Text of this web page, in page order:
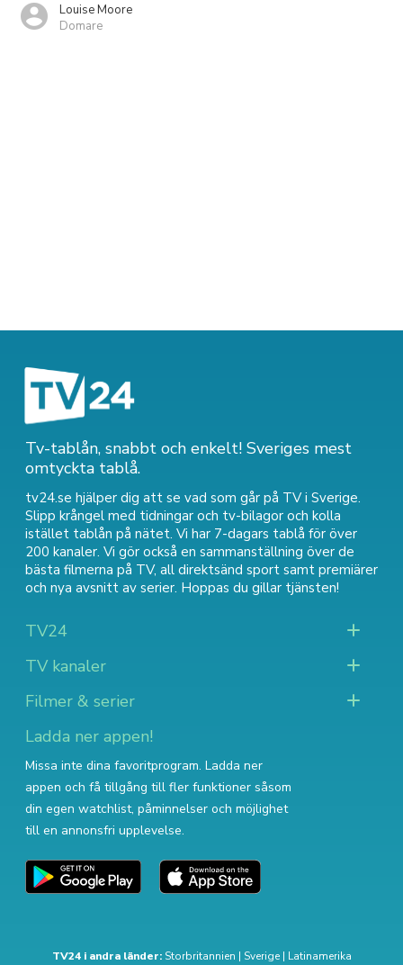
Louise Moore
Domare
Tv-tablån, snabbt och enkelt! Sveriges mest
omtyckta tablå.
tv24.se hjälper dig att se vad som går på TV i Sverige.
Slipp krångel med tidningar och tv-bilagor och kolla
istället tablån på nätet. Vi har 7-dagars tablå för över
200 kanaler. Vi gör också en sammanställning över de
bästa filmerna på TV, all direktsänd sport samt premiärer
och nya avsnitt av serier. Hoppas du gillar tjänsten!
TV24
TV kanaler
Filmer & serier
Ladda ner appen!
Missa inte dina favoritprogram. Ladda ner
appen och få tillgång till fler funktioner såsom
din egen watchlist, påminnelser och möjlighet
till en annonsfri upplevelse.
TV24 i andra länder: Storbritannien | Sverige| Latinamerika